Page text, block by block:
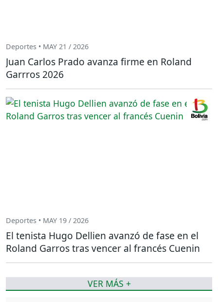
Deportes • MAY 21 / 2026
Juan Carlos Prado avanza firme en Roland
Garrros 2026
Deportes • MAY 19 / 2026
El tenista Hugo Dellien avanzó de fase en el
Roland Garros tras vencer al francés Cuenin
VER MÁS +